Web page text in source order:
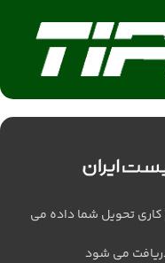
حمل و نقل بین 3 الی 7 روز کاری تحویل شما داده می
می شود